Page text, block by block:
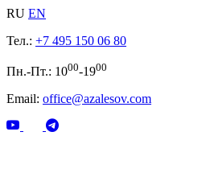
RU EN
Тел.: +7 495 150 06 80
Пн.-Пт.: 1000-1900
Email: office@azalesov.com